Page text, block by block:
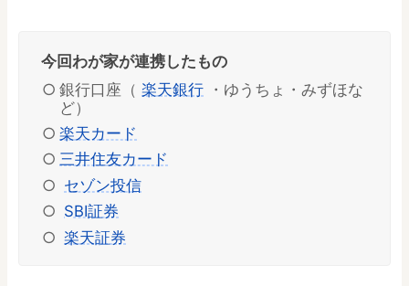
今回わが家が連携したもの
銀行口座（ 楽天銀行 ・ゆうちょ・みずほな
ど）
楽天カード
三井住友カード
セゾン投信
SBI証券
楽天証券